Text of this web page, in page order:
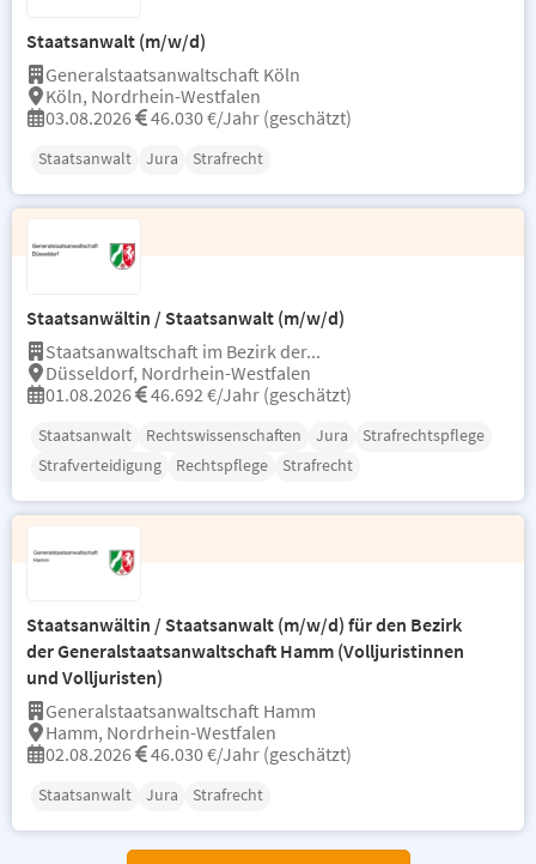
Staatsanwalt (m/w/d)
Generalstaatsanwaltschaft Köln
Köln, Nordrhein-Westfalen
03.08.2026
46.030 €/Jahr (geschätzt)
Staatsanwalt Jura Strafrecht
Staatsanwältin / Staatsanwalt (m/w/d)
Staatsanwaltschaft im Bezirk der...
Düsseldorf, Nordrhein-Westfalen
01.08.2026
46.692 €/Jahr (geschätzt)
Staatsanwalt Rechtswissenschaften Jura
Strafrechtspflege
Strafverteidigung
Rechtspflege Strafrecht
Staatsanwältin / Staatsanwalt (m/w/d) für den Bezirk
der Generalstaatsanwaltschaft Hamm (Volljuristinnen
und Volljuristen)
Generalstaatsanwaltschaft Hamm
Hamm, Nordrhein-Westfalen
02.08.2026
46.030 €/Jahr (geschätzt)
Staatsanwalt Jura Strafrecht